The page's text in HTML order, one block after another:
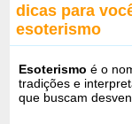
dicas para
esoterismo
Esoterismo é o
tradições e
que buscam